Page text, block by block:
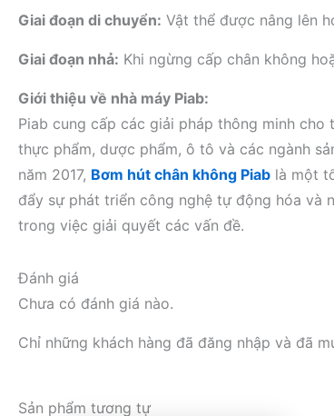
Giai đoạn di chuyển: Vật thể được nâng lên
Giai đoạn nhả: Khi ngừng cấp chân không
Giới thiệu về nhà máy Piab:
Piab cung cấp các giải pháp thông minh
thực phẩm, dược phẩm, ô tô và các ngành
năm 2017, Bơm hút chân không Piab là một
đẩy sự phát triển công nghệ tự động hóa và
trong việc giải quyết các vấn đề.
Đánh giá
Chưa có đánh giá nào.
Chỉ những khách hàng đã đăng nhập và đã
Sản phẩm tương tự